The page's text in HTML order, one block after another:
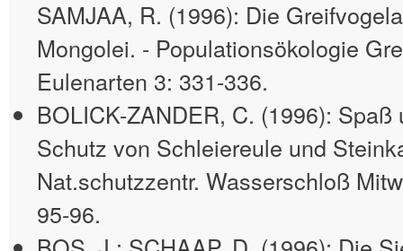
SAMJAA, R. (1996): Die
Mongolei. - Populationsökologie
Eulenarten 3: 331-336.
BOLICK-ZANDER, C. (1996): Spaß
Schutz von Schleiereule und
Nat.schutzzentr. Wasserschloß
95-96.